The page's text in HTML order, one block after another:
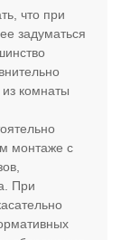
что при
задуматься
комнаты
монтаже с
При